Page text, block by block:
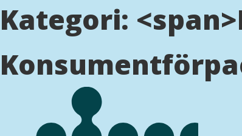
Kategori: